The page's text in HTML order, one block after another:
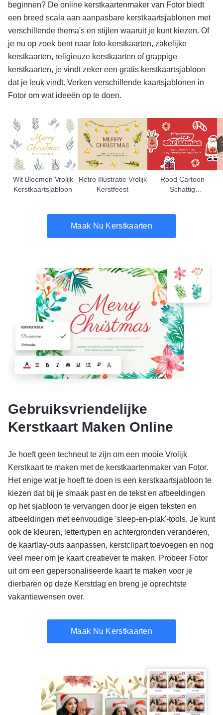
beginnen? De online kerstkaartenmaker van Fotor biedt
een breed scala aan aanpasbare kerstkaartsjablonen met
verschillende thema's en stijlen waaruit je kunt kiezen. Of
je nu op zoek bent naar foto-kerstkaarten, zakelijke
kerstkaarten, religieuze kerstkaarten of grappige
kerstkaarten, je vindt zeker een gratis kerstkaartsjabloon
dat je leuk vindt. Verken verschillende kaartsjablonen in
Fotor om wat ideeën op te doen.
Wit Bloemen Vrolijk
Kerstkaartsjabloon
Retro Illustratie Vrolijk
Kerstfeest
Rood Cartoon
Schattig
Maak Nu Kerstkaarten
Gebruiksvriendelijke
Kerstkaart Maken Online
Je hoeft geen techneut te zijn om een mooie Vrolijk
Kerstkaart te maken met de kerstkaartenmaker van Fotor.
Het enige wat je hoeft te doen is een kerstkaartsjabloon te
kiezen dat bij je smaak past en de tekst en afbeeldingen
op het sjabloon te vervangen door je eigen teksten en
afbeeldingen met eenvoudige 'sleep-en-plak'-tools. Je kunt
ook de kleuren, lettertypen en achtergronden veranderen,
de kaartlay-outs aanpassen, kerstclipart toevoegen en nog
veel meer om je kaart creatiever te maken. Probeer Fotor
uit om een gepersonaliseerde kaart te maken voor je
dierbaren op deze Kerstdag en breng je oprechtste
vakantiewensen over.
Maak Nu Kerstkaarten